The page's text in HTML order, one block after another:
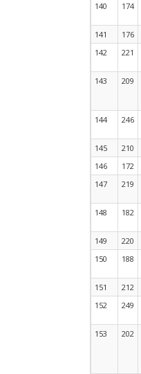
140 174
141 176
142
221
143 209
144 246
145 210
146
172
147
219
148 182
149 220
150
188
151 212
152
249
153 202